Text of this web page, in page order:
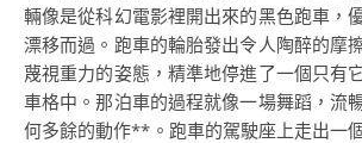
輛像是從科幻電影裡開出來的黑色跑車，
漂移而過。跑車的輪胎發出令人陶醉的摩
蔑視重力的姿態，精準地停進了一個只有
車格中。那泊車的過程就像一場舞蹈，流
何多餘的動作**。跑車的駕駛座上走出一